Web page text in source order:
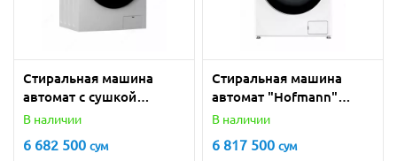
Стиральная машина
автомат с сушкой
"Hofmann"
кг
В наличии
6 682 500 сум
Стиральная машина
автомат "Hofmann"
WМ814WН/HF (Белая) 8
В наличии
6 817 500 сум